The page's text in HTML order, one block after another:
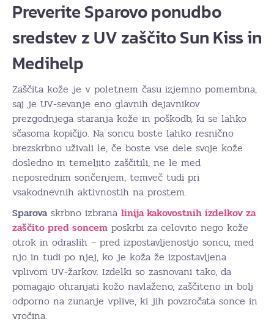
Preverite Sparovo ponudbo
sredstev z UV zaščito Sun Kiss in
Medihelp
Zaščita kože je v poletnem času izjemno pomembna,
saj je UV-sevanje eno glavnih dejavnikov
prezgodnjega staranja kože in poškodb, ki se lahko
sčasoma kopičijo. Na soncu boste lahko resnično
brezskrbno uživali le, če boste vse dele svoje kože
dosledno in temeljito zaščitili, ne le med
neposrednim sončenjem, temveč tudi pri
vsakodnevnih aktivnostih na prostem.
Sparova skrbno izbrana linija kakovostnih izdelkov za
zaščito pred soncem poskrbi za celovito nego kože
otrok in odraslih – pred izpostavljenostjo soncu, med
njo in tudi po njej, ko je koža že izpostavljena
vplivom UV-žarkov. Izdelki so zasnovani tako, da
pomagajo ohranjati kožo navlaženo, zaščiteno in bolj
odporno na zunanje vplive, ki jih povzročata sonce in
vročina.